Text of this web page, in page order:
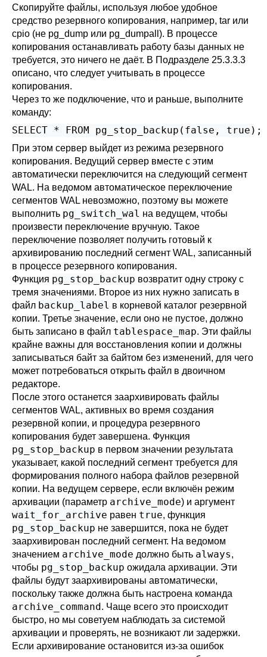
Скопируйте файлы, используя любое удобное
средство резервного копирования, например, tar или
cpio (не pg_dump или pg_dumpall ). В процессе
копирования останавливать работу базы данных не
требуется, это ничего не даёт. В Подразделе 25.3.3.3
описано, что следует учитывать в процессе
копирования.
Через то же подключение, что и раньше, выполните
команду:
SELECT * FROM pg_stop_backup(false, true);
При этом сервер выйдет из режима резервного
копирования. Ведущий сервер вместе с этим
автоматически переключится на следующий сегмент
WAL. На ведомом автоматическое переключение
сегментов WAL невозможно, поэтому вы можете
выполнить pg_switch_wal на ведущем, чтобы
произвести переключение вручную. Такое
переключение позволяет получить готовый к
архивированию последний сегмент WAL, записанный
в процессе резервного копирования.
Функция pg_stop_backup возвратит одну строку с
тремя значениями. Второе из них нужно записать в
файл backup_label в корневой каталог резервной
копии. Третье значение, если оно не пустое, должно
быть записано в файл tablespace_map. Эти файлы
крайне важны для восстановления копии и должны
записываться байт за байтом без изменений, для чего
может потребоваться открыть файл в двоичном
редакторе.
После этого останется заархивировать файлы
сегментов WAL, активных во время создания
резервной копии, и процедура резервного
копирования будет завершена. Функция
pg_stop_backup в первом значении результата
указывает, какой последний сегмент требуется для
формирования полного набора файлов резервной
копии. На ведущем сервере, если включён режим
архивации (параметр archive_mode) и аргумент
wait_for_archive равен true, функция
pg_stop_backup не завершится, пока не будет
заархивирован последний сегмент. На ведомом
значением archive_mode должно быть always,
чтобы pg_stop_backup ожидала архивации. Эти
файлы будут заархивированы автоматически,
поскольку также должна быть настроена команда
archive_command. Чаще всего это происходит
быстро, но мы советуем наблюдать за системой
архивации и проверять, не возникают ли задержки.
Если архивирование остановится из-за ошибок